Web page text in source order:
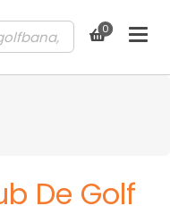
0
De Golf